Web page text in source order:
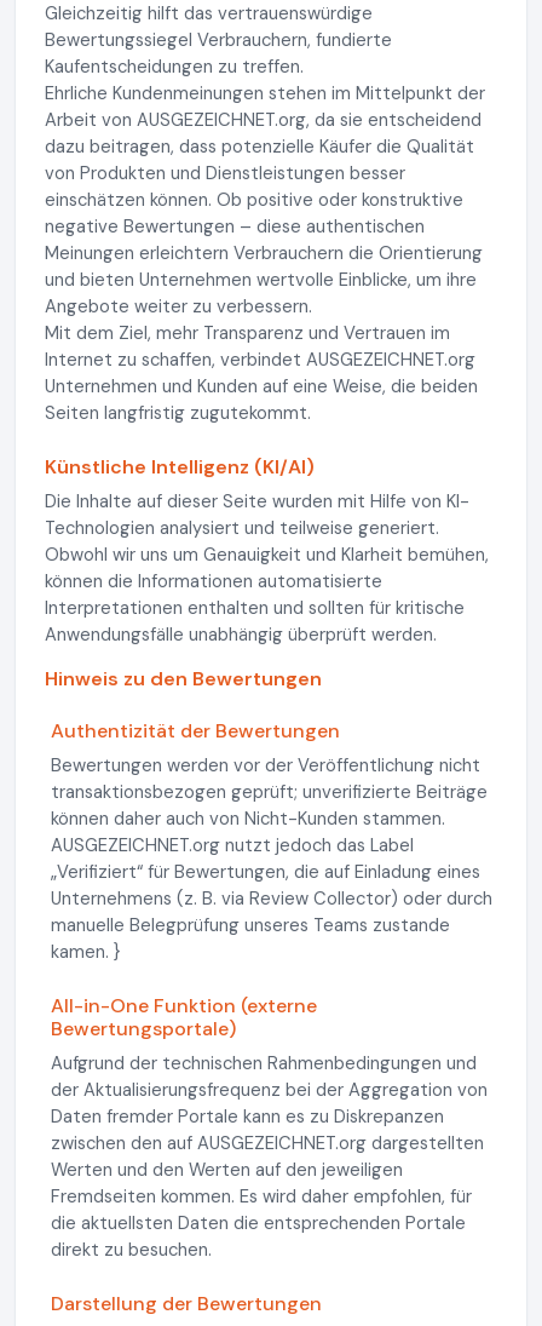
Gleichzeitig hilft das vertrauenswürdige
Bewertungssiegel Verbrauchern, fundierte
Kaufentscheidungen zu treffen.
Ehrliche Kundenmeinungen stehen im Mittelpunkt der
Arbeit von AUSGEZEICHNET.org, da sie entscheidend
dazu beitragen, dass potenzielle Käufer die Qualität
von Produkten und Dienstleistungen besser
einschätzen können. Ob positive oder konstruktive
negative Bewertungen – diese authentischen
Meinungen erleichtern Verbrauchern die Orientierung
und bieten Unternehmen wertvolle Einblicke, um ihre
Angebote weiter zu verbessern.
Mit dem Ziel, mehr Transparenz und Vertrauen im
Internet zu schaffen, verbindet AUSGEZEICHNET.org
Unternehmen und Kunden auf eine Weise, die beiden
Seiten langfristig zugutekommt.
Künstliche Intelligenz (KI/AI)
Die Inhalte auf dieser Seite wurden mit Hilfe von KI-
Technologien analysiert und teilweise generiert.
Obwohl wir uns um Genauigkeit und Klarheit bemühen,
können die Informationen automatisierte
Interpretationen enthalten und sollten für kritische
Anwendungsfälle unabhängig überprüft werden.
Hinweis zu den Bewertungen
Authentizität der Bewertungen
Bewertungen werden vor der Veröffentlichung nicht
transaktionsbezogen geprüft; unverifizierte Beiträge
können daher auch von Nicht-Kunden stammen.
AUSGEZEICHNET.org nutzt jedoch das Label
„Verifiziert“ für Bewertungen, die auf Einladung eines
Unternehmens (z. B. via Review Collector) oder durch
manuelle Belegprüfung unseres Teams zustande
kamen. }
All-in-One Funktion (externe
Bewertungsportale)
Aufgrund der technischen Rahmenbedingungen und
der Aktualisierungsfrequenz bei der Aggregation von
Daten fremder Portale kann es zu Diskrepanzen
zwischen den auf AUSGEZEICHNET.org dargestellten
Werten und den Werten auf den jeweiligen
Fremdseiten kommen. Es wird daher empfohlen, für
die aktuellsten Daten die entsprechenden Portale
direkt zu besuchen.
Darstellung der Bewertungen